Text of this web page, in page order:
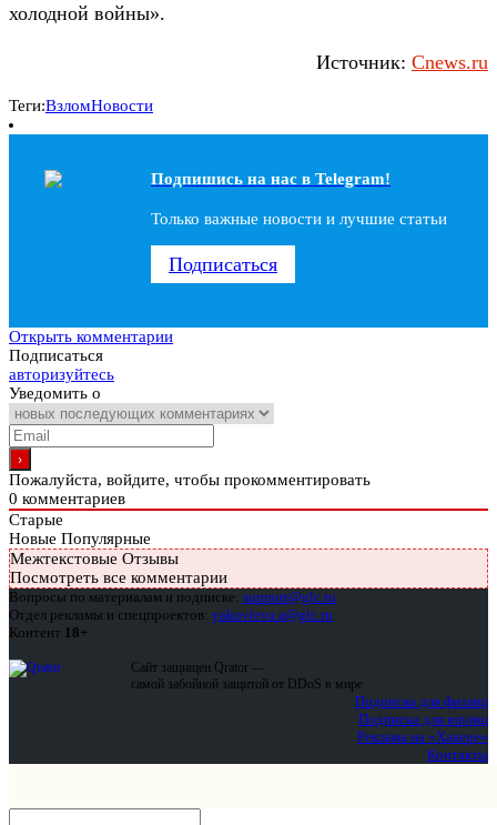
холодной войны».
Источник: Cnews.ru
Теги:ВзломНовости
Подпишись на наc в Telegram!
Только важные новости и лучшие статьи
Подписаться
Открыть комментарии
Подписаться
авторизуйтесь
Уведомить о
Пожалуйста, войдите, чтобы прокомментировать
0 комментариев
Старые
Новые Популярные
Межтекстовые Отзывы
Посмотреть все комментарии
Вопросы по материалам и подписке: support@glc.ru
Отдел рекламы и спецпроектов: yakovleva.a@glc.ru
Контент 18+
Сайт защищен Qrator —
самой забойной защитой от DDoS в мире
Подписка для физлиц
Подписка для юрлиц
Реклама на «Хакере»
Контакты